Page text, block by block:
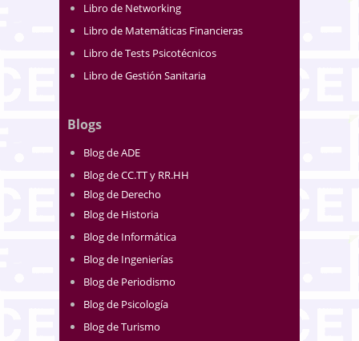
Libro de Networking
Libro de Matemáticas Financieras
Libro de Tests Psicotécnicos
Libro de Gestión Sanitaria
Blogs
Blog de ADE
Blog de CC.TT y RR.HH
Blog de Derecho
Blog de Historia
Blog de Informática
Blog de Ingenierías
Blog de Periodismo
Blog de Psicología
Blog de Turismo